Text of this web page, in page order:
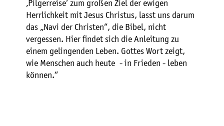
‚Pilgerreise‘ zum großen Ziel der ewigen
Herrlichkeit mit Jesus Christus, lasst uns darum
das „Navi der Christen“, die Bibel, nicht
vergessen. Hier findet sich die Anleitung zu
einem gelingenden Leben. Gottes Wort zeigt,
wie Menschen auch heute - in Frieden - leben
können.“